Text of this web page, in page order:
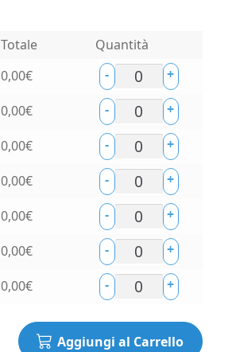
Totale Quantità
0,00€ - +
0,00€ - +
0,00€ - +
0,00€ - +
0,00€ - +
0,00€ - +
0,00€ - +
Aggiungi al Carrello